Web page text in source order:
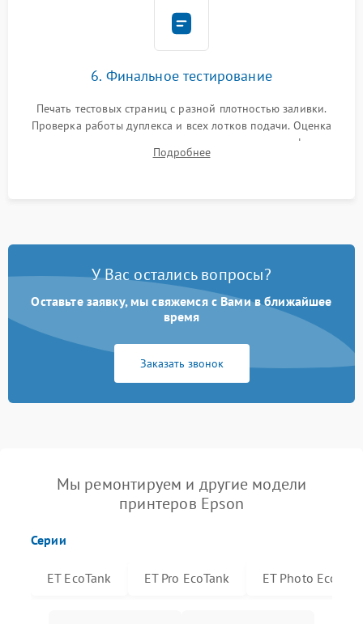
6. Финальное тестирование
Печать тестовых страниц с разной плотностью заливки.
Проверка работы дуплекса и всех лотков подачи. Оценка
качества запекания тонера и полное отсутствие дефектов
изображения перед выдачей готового устройства.
Подробнее
У Вас остались вопросы?
Оставьте заявку, мы свяжемся с Вами в ближайшее
время
Заказать звонок
Мы ремонтируем и другие модели
принтеров Epson
Серии
ET EcoTank ET Pro EcoTank ET Photo